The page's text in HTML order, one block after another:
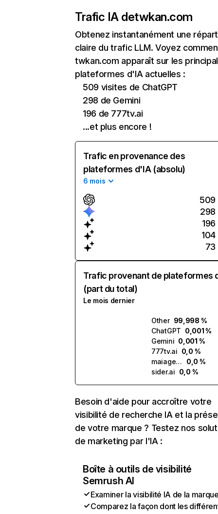
Trafic IA detwkan.com
Obtenez instantanément une
claire du trafic LLM. Voyez
twkan.com apparaît sur les
plateformes d'IA actuelles :
509 visites de ChatGPT
298 de Gemini
196 de 777tv.ai
...et plus encore !
Trafic en provenance des
plateformes d'IA (absolu)
6 mois
509
298
196
104
73
Trafic provenant de plateformes
(part du total)
Le mois dernier
Other 99,998 %
ChatGPT 0,001 %
Gemini 0,001 %
777tv.ai 0,0 %
maiagent.ai
0,0 %
sider.ai 0,0 %
Besoin d'aide pour accroître votre
visibilité de recherche IA et la
de votre marque ? Testez nos
de marketing par l'IA :
Boîte à outils de visibilité
Semrush AI
Examiner la visibilité IA de la
Comparez la façon dont les